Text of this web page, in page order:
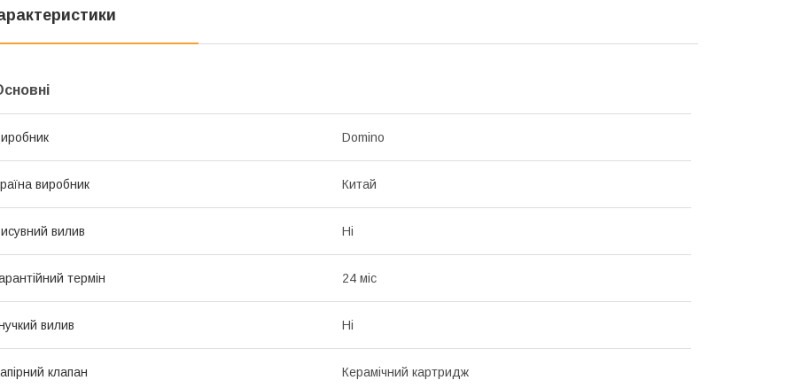
Domino
виробник Китай
вилив Ні
термін 24 міс
вилив Ні
клапан Керамічний картридж